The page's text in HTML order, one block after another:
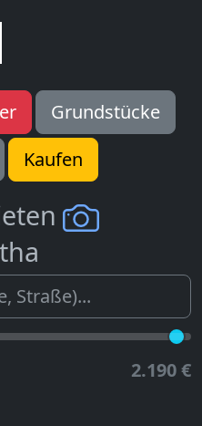
Grundstücke
Kaufen
2.190 €